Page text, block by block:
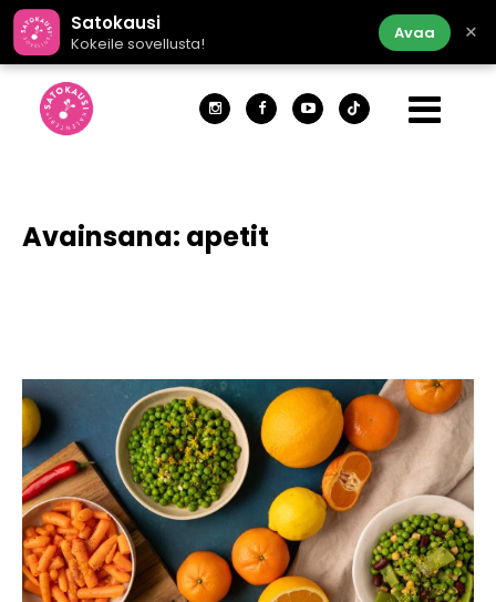
Satokausi
Kokeile sovellusta!
Avaa ×
Avainsana: apetit